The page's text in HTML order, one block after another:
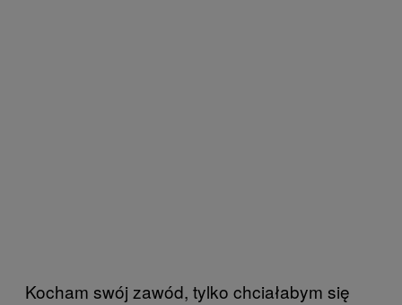
Kocham swój zawód, tylko chciałabym się